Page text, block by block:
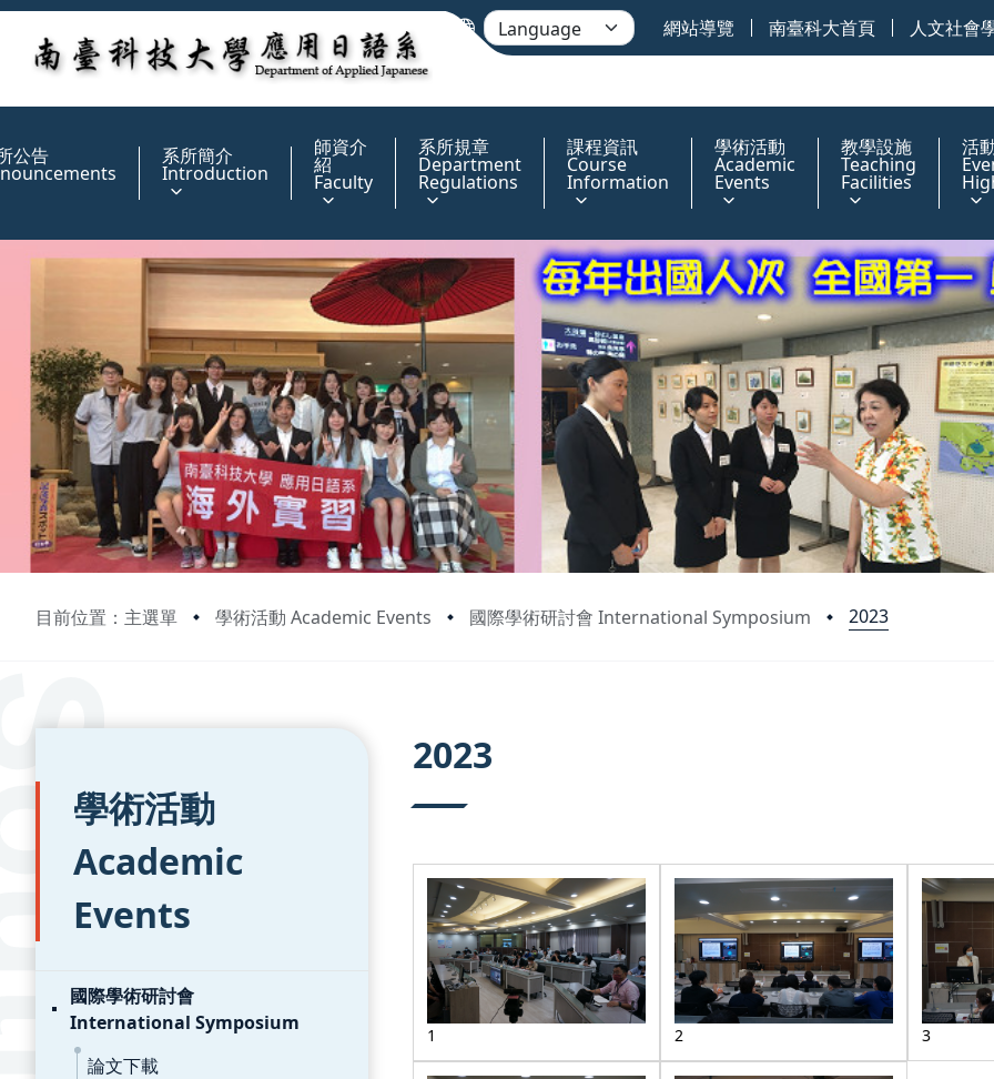
網站導覽 南臺科大首頁 人文社會
公告 系所簡介
Introduction
師資介
紹
Faculty
系所規章
Department
Regulations
課程資訊
Course
Information
學術活動
Academic
Events
教學設施
Teaching
Facilities
活
目前位置：主選單 學術活動 Academic Events 國際學術研討會 International Symposium 2023
:::
學術活動
Academic
Events
國際學術研討會
International Symposium
論文下載
2023
1 2 3